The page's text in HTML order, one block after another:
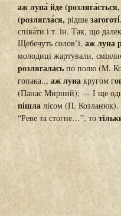
аж луна́ йде (розляга́ється,
(розлягла́ся,рідше
співа́ти і т. ін. Так, що
Щебечуть солов’ї, аж луна
молодиці жартували,
розлягаласьпо полю (М.
гопака.., аж лунакругом г
(Панас Мирний); — І ще
пішлалісом (П. Козланюк).
“Реве та стогне…”, то